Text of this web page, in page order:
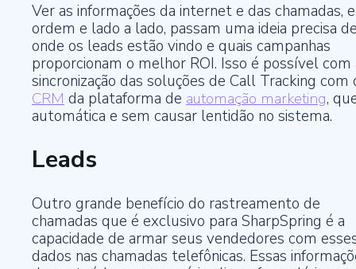
Ver as informações da internet e das chamadas,
ordem e lado a lado, passam uma ideia precisa
onde os leads estão vindo e quais campanhas
proporcionam o melhor ROI. Isso é possível com
sincronização das soluções de Call Tracking com
CRM da plataforma de automação marketing,
automática e sem causar lentidão no sistema.
Leads
Outro grande benefício do rastreamento de
chamadas que é exclusivo para SharpSpring é a
capacidade de armar seus vendedores com
dados nas chamadas telefônicas. Essas